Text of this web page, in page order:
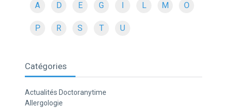
A D E G L M O
P R S T U
Catégories
Actualités Doctoranytime
Allergologie